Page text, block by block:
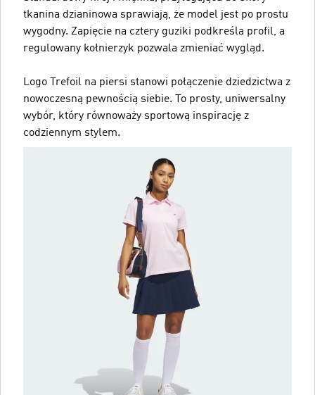
tkanina dzianinowa sprawiają, że model jest po prostu
wygodny. Zapięcie na cztery guziki podkreśla profil, a
regulowany kołnierzyk pozwala zmieniać wygląd.
Logo Trefoil na piersi stanowi połączenie dziedzictwa z
nowoczesną pewnością siebie. To prosty, uniwersalny
wybór, który równoważy sportową inspirację z
codziennym stylem.